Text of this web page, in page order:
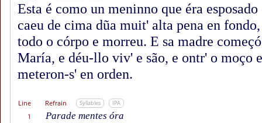
Esta é como un meninno que éra
caeu de cima dũa muit' alta pena en
todo o córpo e morreu. E sa madre
María, e déu-llo viv' e são, e ontr' o moço e
meteron-s' en orden.
Line Refrain Syllables IPA
1 Parade mentes óra